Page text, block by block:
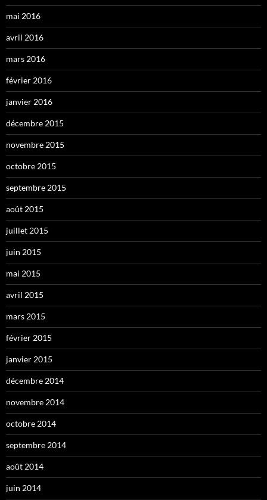
mai 2016
avril 2016
mars 2016
février 2016
janvier 2016
décembre 2015
novembre 2015
octobre 2015
septembre 2015
août 2015
juillet 2015
juin 2015
mai 2015
avril 2015
mars 2015
février 2015
janvier 2015
décembre 2014
novembre 2014
octobre 2014
septembre 2014
août 2014
juin 2014